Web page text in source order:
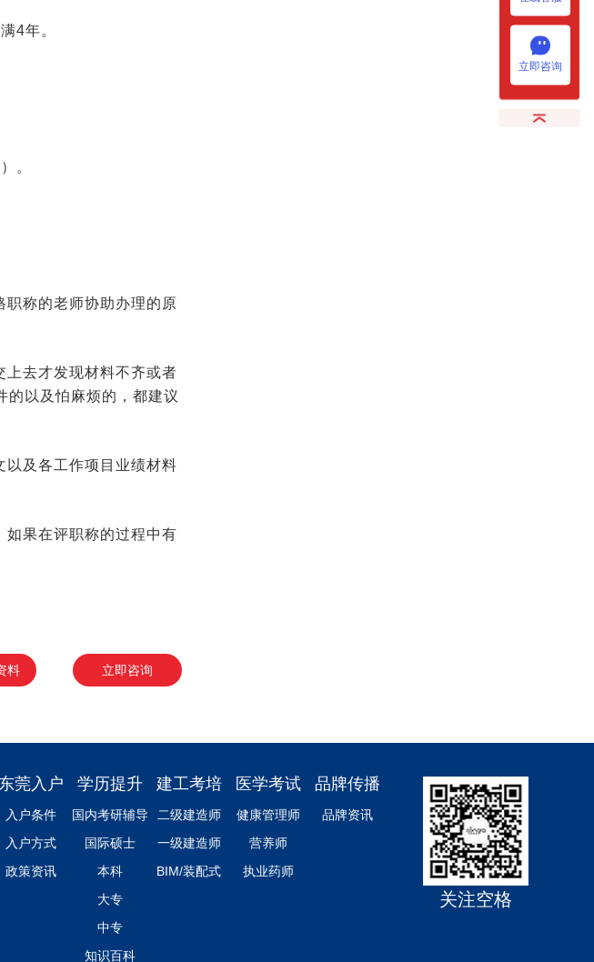
4年。
。
职称的老师协助办理的原
上去才发现材料不齐或者
的以及怕麻烦的，都建议
以及各工作项目业绩材料
如果在评职称的过程中有
料 立即咨询
东莞入户
入户条件
入户方式
政策资讯
学历提升
国内考研辅导
国际硕士
本科
大专
中专
知识百科
建工考培
二级建造师
一级建造师
BIM/装配式
医学考试
健康管理师
营养师
执业药师
品牌传播
品牌资讯
关注空格
立即咨询